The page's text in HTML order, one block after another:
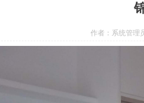
作者：系统管